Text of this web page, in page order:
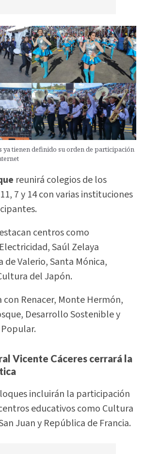
ya tienen definido su orden de participación
reunirá colegios de los
7 y 14 con varias instituciones
centros como
Saúl Zelaya
de Valerio, Santa Mónica,
del Japón.
Renacer, Monte Hermón,
Desarrollo Sostenible y
Vicente Cáceres cerrará la
incluirán la participación
educativos como Cultura
Juan y República de Francia.